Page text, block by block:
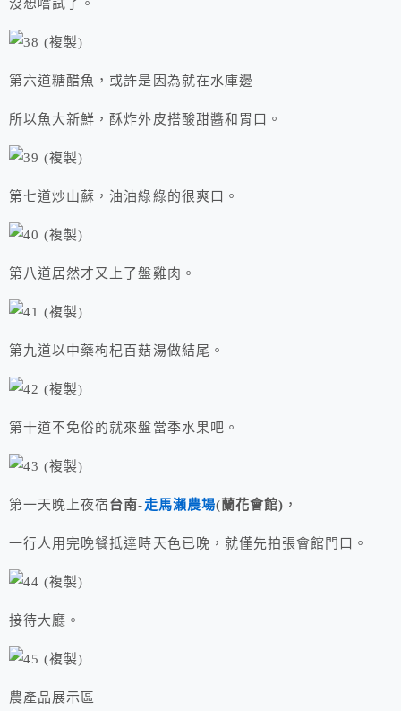
沒想嚐試了。
第六道糖醋魚，或許是因為就在水庫邊
所以魚大新鮮，酥炸外皮搭酸甜醬和胃口。
第七道炒山蘇，油油綠綠的很爽口。
第八道居然才又上了盤雞肉。
第九道以中藥枸杞百菇湯做結尾。
第十道不免俗的就來盤當季水果吧。
第一天晚上夜宿台南-走馬瀨農場(蘭花會館) ，
一行人用完晚餐抵達時天色已晚，就僅先拍張會館門口。
接待大廳。
農產品展示區